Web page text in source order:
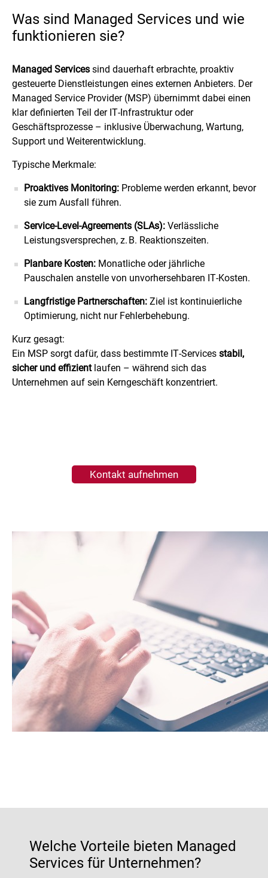
Was sind Managed Services und wie
funktionieren sie?
Managed Services sind dauerhaft erbrachte, proaktiv
gesteuerte Dienstleistungen eines externen Anbieters. Der
Managed Service Provider (MSP) übernimmt dabei einen
klar definierten Teil der IT‑Infrastruktur oder
Geschäftsprozesse – inklusive Überwachung, Wartung,
Support und Weiterentwicklung.
Typische Merkmale:
Proaktives Monitoring: Probleme werden erkannt, bevor
sie zum Ausfall führen.
Service-Level-Agreements (SLAs): Verlässliche
Leistungsversprechen, z. B. Reaktionszeiten.
Planbare Kosten: Monatliche oder jährliche
Pauschalen anstelle von unvorhersehbaren IT‑Kosten.
Langfristige Partnerschaften: Ziel ist kontinuierliche
Optimierung, nicht nur Fehlerbehebung.
Kurz gesagt:
Ein MSP sorgt dafür, dass bestimmte IT‑Services stabil,
sicher und effizientlaufen – während sich das
Unternehmen auf sein Kerngeschäft konzentriert.
Kontakt aufnehmen
Welche Vorteile bieten Managed
Services für Unternehmen?